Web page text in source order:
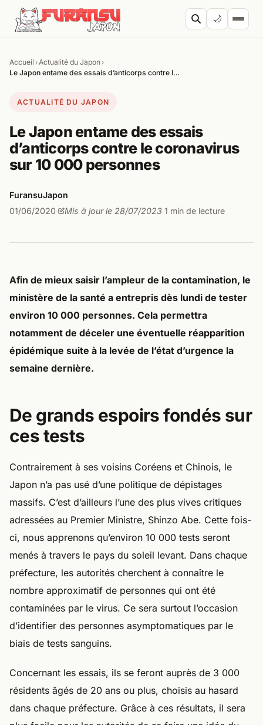
Aller au contenu
🌙
Accueil ›Actualité du Japon›
Le Japon entame des essais d’anticorps contre l…
ACTUALITÉ DU JAPON
Le Japon entame des essais
d’anticorps contre le coronavirus
sur 10 000 personnes
FuransuJapon
01/06/2020· Mis à jour le 28/07/2023·1 min de lecture
Afin de mieux saisir l’ampleur de la contamination, le
ministère de la santé a entrepris dès lundi de tester
environ 10 000 personnes. Cela permettra
notamment de déceler une éventuelle réapparition
épidémique suite à la levée de l’état d’urgence la
semaine dernière.
De grands espoirs fondés sur
ces tests
Contrairement à ses voisins Coréens et Chinois, le
Japon n’a pas usé d’une politique de dépistages
massifs. C’est d’ailleurs l’une des plus vives critiques
adressées au Premier Ministre, Shinzo Abe. Cette fois-
ci, nous apprenons qu’environ 10 000 tests seront
menés à travers le pays du soleil levant. Dans chaque
préfecture, les autorités cherchent à connaître le
nombre approximatif de personnes qui ont été
contaminées par le virus. Ce sera surtout l’occasion
d’identifier des personnes asymptomatiques par le
biais de tests sanguins.
Concernant les essais, ils se feront auprès de 3 000
résidents âgés de 20 ans ou plus, choisis au hasard
dans chaque préfecture. Grâce à ces résultats, il sera